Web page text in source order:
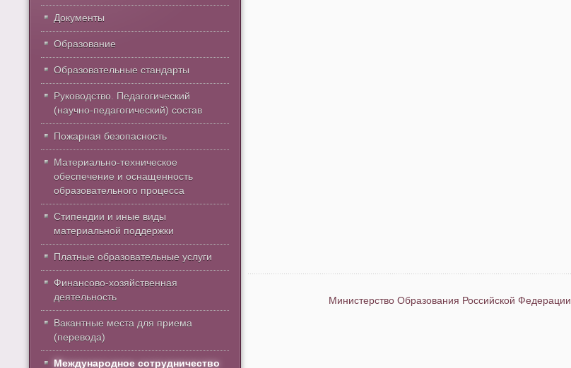
Министерство Образования Российской Федерации
Документы
Образование
Образовательные стандарты
Руководство. Педагогический
(научно-педагогический) состав
Пожарная безопасность
Материально-техническое
обеспечение и оснащенность
образовательного процесса
Стипендии и иные виды
материальной поддержки
Платные образовательные услуги
Финансово-хозяйственная
деятельность
Вакантные места для приема
(перевода)
Международное сотрудничество